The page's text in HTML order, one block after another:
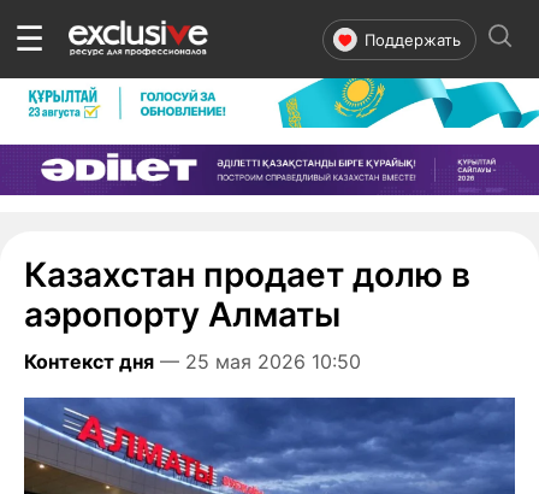
☰ Поддержать
Казахстан продает долю в
аэропорту Алматы
Контекст дня — 25 мая 2026 10:50